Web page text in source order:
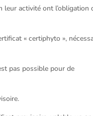
activité ont l’obligation
« certiphyto »,
pas possible pour de